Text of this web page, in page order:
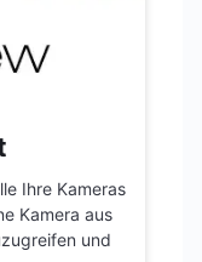
Ihre Kameras
Kamera aus
und